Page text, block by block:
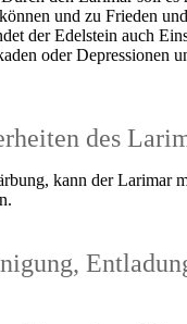
und zu Frieden
der Edelstein auch
oder Depressionen
des
kann der Larimar